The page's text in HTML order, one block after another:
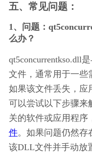
五、常见问题：
1、问题：
么办？
qt5concurrentkso.dll
文件，通常用于一些
如果该文件丢失，应
可以尝试以下步骤来
关的软件或应用程序
件。如果问题仍然存
该DLL文件并手动放